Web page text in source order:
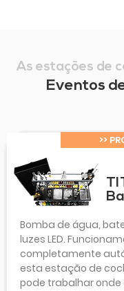
As estações de
Eventos
>>
Bomba de água,
luzes LED.
completamente
esta estação de
pode trabalhar onde